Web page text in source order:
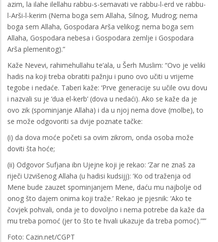
azim, la ilahe ilellahu rabbu-s-semavati ve rabbu-l-erd ve rabbu-
l-Arši-l-kerim (Nema boga sem Allaha, Silnog, Mudrog; nema
boga sem Allaha, Gospodara Arša velikog; nema boga sem
Allaha, Gospodara nebesa i Gospodara zemlje i Gospodara
Arša plemenitog).”
Kaže Nevevi, rahimehullahu te’ala, u Šerh Muslim: “Ovo je veliki
hadis na koji treba obratiti pažnju i puno ovo učiti u vrijeme
tegobe i nedaće. Taberi kaže: ‘Prve generacije su učile ovu dovu
i nazvali su je ‘dua el-kerb’ (dova u nedaći). Ako se kaže da je
ovo zik (spominjanje Allaha) i da u njoj nema dove (molbe), to
se može odgovoriti sa dvije poznate tačke:
(i) da dova moće početi sa ovim zikrom, onda osoba može
doviti šta hoće;
(ii) Odgovor Sufjana ibn Ujejne koji je rekao: ‘Zar ne znaš za
riječi Uzvišenog Allaha (u hadisi kudsijj): ‘Ko od traženja od
Mene bude zauzet spominjanjem Mene, daću mu najbolje od
onog što dajem onima koji traže.’ Rekao je pjesnik: ‘Ako te
čovjek pohvali, onda je to dovoljno i nema potrebe da kaže da
mu treba pomoć (jer to što te hvali ukazuje da treba pomoć).”’”
Foto: Cazin.net/CGPT